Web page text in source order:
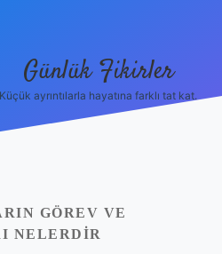
Günlük Fikirler
Küçük ayrıntılarla hayatına farklı tat kat.
GÖREV VE
NELERDIR